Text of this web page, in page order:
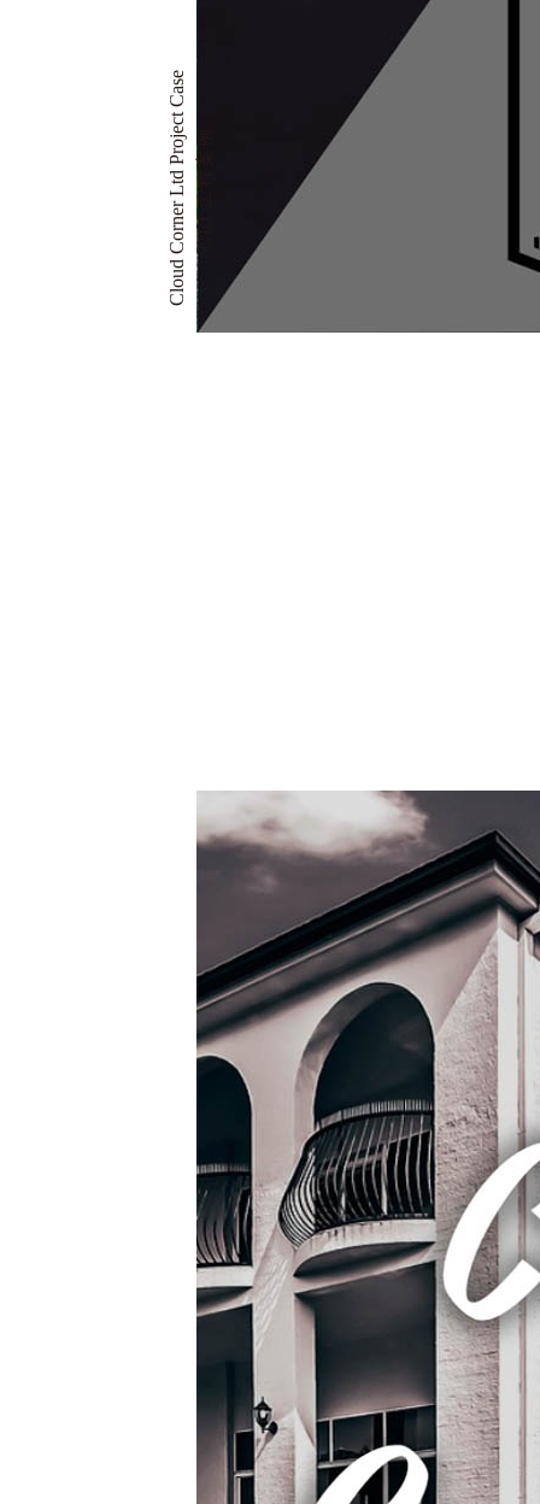
Cloud Corner Ltd Project CaseCLL工程案例